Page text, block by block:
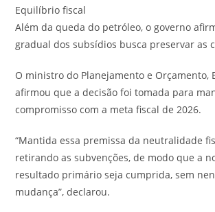
Equilíbrio fiscal
Além da queda do petróleo, o governo
gradual dos subsídios busca preservar as
O ministro do Planejamento e Orçamento,
afirmou que a decisão foi tomada para
compromisso com a meta fiscal de 2026.
“Mantida essa premissa da neutralidade
retirando as subvenções, de modo que a
resultado primário seja cumprida, sem
mudança”, declarou.